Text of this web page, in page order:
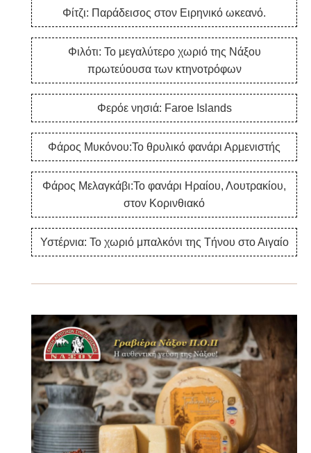
Φίτζι: Παράδεισος στον Ειρηνικό ωκεανό.
Φιλότι: Το μεγαλύτερο χωριό της Νάξου
πρωτεύουσα των κτηνοτρόφων
Φερόε νησιά: Faroe Islands
Φάρος Μυκόνου:Το θρυλικό φανάρι Αρμενιστής
Φάρος Μελαγκάβι:Το φανάρι Ηραίου, Λουτρακίου,
στον Κορινθιακό
Υστέρνια: Το χωριό μπαλκόνι της Τήνου στο Αιγαίο